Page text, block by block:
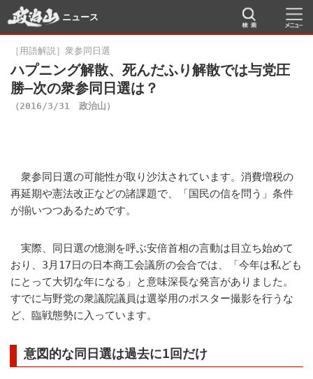
ニュース
［用語解説］衆参同日選
ハプニング解散、死んだふり解散では与党圧
勝―次の衆参同日選は？
（2016/3/31 政治山）
衆参同日選の可能性が取り沙汰されています。消費増税の
再延期や憲法改正などの諸課題で、「国民の信を問う」条件
が揃いつつあるためです。
実際、同日選の憶測を呼ぶ安倍首相の言動は目立ち始めて
おり、3月17日の日本商工会議所の会合では、「今年は私ども
にとって大切な年になる」と意味深長な発言がありました。
すでに与野党の衆議院議員は選挙用のポスター撮影を行うな
ど、臨戦態勢に入っています。
意図的な同日選は過去に1回だけ